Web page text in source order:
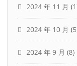
2024 年 11 月
2024 年 10 月
2024 年 9 月 (8)